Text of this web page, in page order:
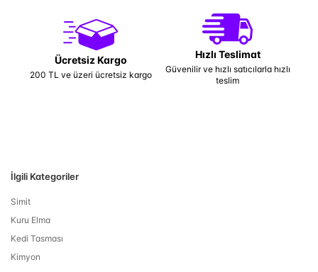
Ücretsiz Kargo
200 TL ve üzeri ücretsiz kargo
Hızlı Teslimat
Güvenilir ve hızlı satıcılarla hızlı
teslim
İlgili Kategoriler
Simit
Kuru Elma
Kedi Tasması
Kimyon